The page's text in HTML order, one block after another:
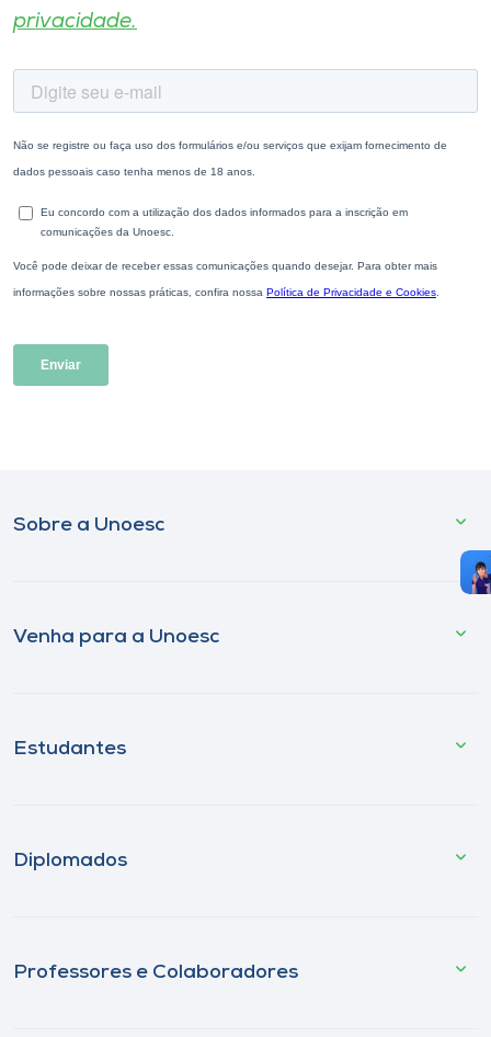
privacidade.
Sobre a Unoesc
Venha para a Unoesc
Estudantes
Diplomados
Professores e Colaboradores